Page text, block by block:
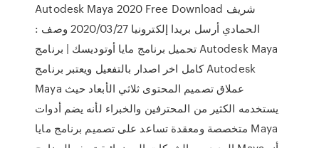
Autodesk Maya 2020 Free Download شريف
الحمادي أرسل بريدا إلكترونيا 2020/03/27 وصف :
تحميل برنامج مايا أوتوديسك | برنامج Autodesk Maya
كامل اخر اصدار بالتفعيل ويعتبر برنامج Autodesk
Maya عملاق تصميم المحتوى ثلاثي الأبعاد حيث
يستخدمه الكثير من المحترفين والخبراء لأنه يضم أدوات
متخصصة ومعقدة تساعد على تصميم برنامج مايا Maya